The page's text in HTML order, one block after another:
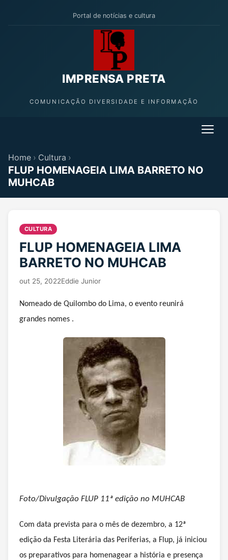
Portal de notícias e cultura
IMPRENSA PRETA
COMUNICAÇÃO DIVERSIDADE E INFORMAÇÃO
Home › Cultura ›
FLUP HOMENAGEIA LIMA BARRETO NO
MUHCAB
CULTURA
FLUP HOMENAGEIA LIMA
BARRETO NO MUHCAB
out 25, 2022Eddie Junior
Nomeado de Quilombo do Lima, o evento reunirá
grandes nomes .
Foto/Divulgação FLUP 11ª edição no MUHCAB
Com data prevista para o mês de dezembro, a 12ª
edição da Festa Literária das Periferias, a Flup, já iniciou
os preparativos para homenagear a história e presença